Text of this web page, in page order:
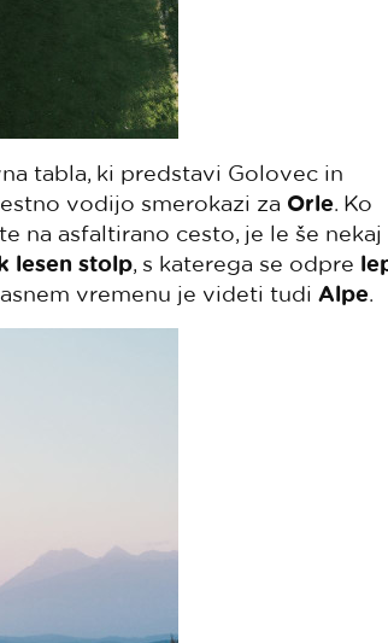
tabla, ki predstavi Golovec in
vodijo smerokazi za Orle . Ko
na asfaltirano cesto, je le še nekaj
lesen stolp , s katerega se odpre
jasnem vremenu je videti tudi Alpe